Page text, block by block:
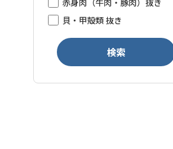
貝・甲殻類 抜き
検索